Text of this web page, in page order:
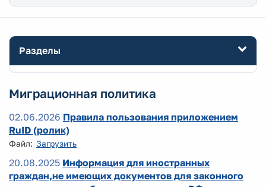
Разделы
Миграционная политика
02.06.2026 Правила пользования приложением
RuID (ролик)
Файл: Загрузить
20.08.2025 Информация для иностранных
граждан,не имеющих документов для законного